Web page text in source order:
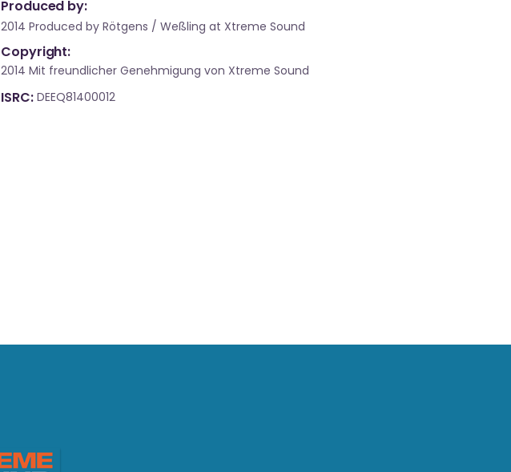
Produced by:
2014 Produced by Rötgens / Weßling at Xtreme Sound
Copyright:
2014 Mit freundlicher Genehmigung von Xtreme Sound
ISRC DEEQ81400012